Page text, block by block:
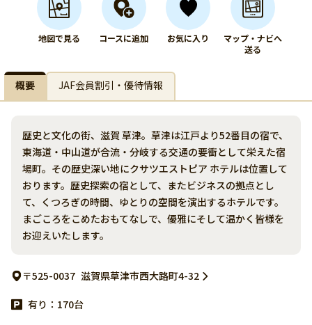
地図で見る コースに追加 お気に入り
マップ・ナビへ
送る
概要 JAF会員割引・優待情報
歴史と文化の街、滋賀 草津。草津は江戸より52番目の宿で、
東海道・中山道が合流・分岐する交通の要衝として栄えた宿
場町。その歴史深い地にクサツエストピア ホテルは位置して
おります。歴史探索の宿として、またビジネスの拠点とし
て、くつろぎの時間、ゆとりの空間を演出するホテルです。
まごころをこめたおもてなしで、優雅にそして温かく皆様を
お迎えいたします。
〒525-0037 滋賀県草津市西大路町4-32
有り：170台